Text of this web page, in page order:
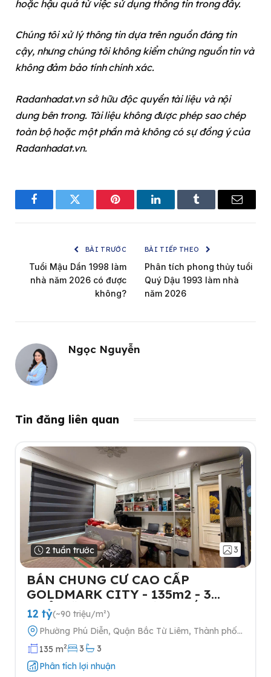
hoặc hậu quả từ việc sử dụng thông tin trong đây.
Chúng tôi xử lý thông tin dựa trên nguồn đáng tin
cậy, nhưng chúng tôi không kiểm chứng nguồn tin và
không đảm bảo tính chính xác.
Radanhadat.vn sở hữu độc quyền tài liệu và nội
dung bên trong. Tài liệu không được phép sao chép
toàn bộ hoặc một phần mà không có sự đồng ý của
Radanhadat.vn.
FacebookTwitter Pinterest LinkedInTumblr Email
BÀI TRƯỚC
Tuổi Mậu Dần 1998 làm
nhà năm 2026 có được
không?
BÀI TIẾP THEO
Phân tích phong thủy tuổi
Quý Dậu 1993 làm nhà
năm 2026
Ngọc Nguyễn
Tin đăng liên quan
2 tuần trước 3
BÁN CHUNG CƯ CAO CẤP
GOLDMARK CITY - 135m2 - 3
NGỦ-TẶNG FULL NỘI THẤT- 2
SLOT Ô TÔ
12 tỷ(~90 triệu/m²)
Phường Phú Diễn, Quận Bắc Từ Liêm, Thành phố
Hà Nội
135 m2 3
3
Phân tích lợi nhuận